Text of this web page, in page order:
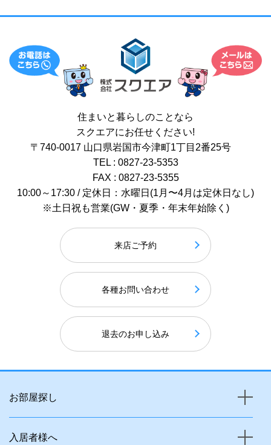
住まいと暮らしのことなら
スクエアにお任せください!
〒740-0017 山口県岩国市今津町1丁目2番25号
TEL : 0827-23-5353
FAX : 0827-23-5355
10:00～17:30 / 定休日：水曜日(1月〜4月は定休日なし)
※土日祝も営業(GW・夏季・年末年始除く)
来店ご予約
各種お問い合わせ
退去のお申し込み
お部屋探し
入居者様へ